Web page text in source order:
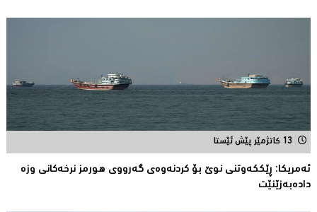
13 کاتژمێر پێش ئێستا
ئەمریكا: ڕێککەوتنى نوێ بۆ كردنەوەی گەرووی هورمز نرخەكانی وزە
دادەبەزێنێت